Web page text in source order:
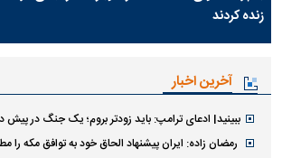
زنده کردند
آخرین اخبار
ببینید| ادعای ترامپ: باید زودتر بروم؛ یک جنگ در پیش
رمضان زاده: ایران پیشنهاد الحاق خود به توافق مکه را